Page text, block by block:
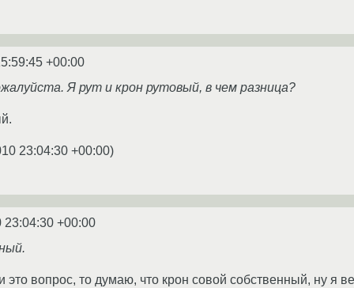
+00:00
Я рут и крон рутовый, в чем разница?
23:04:30 +00:00)
23:04:30 +00:00
вопрос, то думаю, что крон совой собственный, ну я